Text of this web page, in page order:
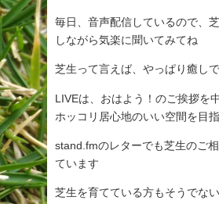
毎日、音声配信しているので、
しながら気楽に聞いてみてね
芝生って言えば、やっぱり癒し
LIVEは、おはよう！のご挨拶を
ホッコリ居心地のいい空間を目
stand.fmのレターでも芝生のご
ています
芝生を育てている方もそうでな